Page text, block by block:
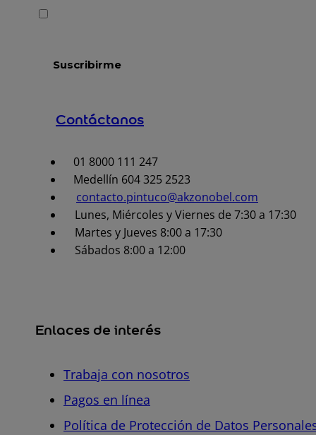
Contáctanos
01 8000 111 247
Medellín 604 325 2523
contacto.pintuco@akzonobel.com
Lunes, Miércoles y Viernes de 7:30 a 17:30
Martes y Jueves 8:00 a 17:30
Sábados 8:00 a 12:00
Enlaces de interés
Trabaja con nosotros
Pagos en línea
Política de Protección de Datos